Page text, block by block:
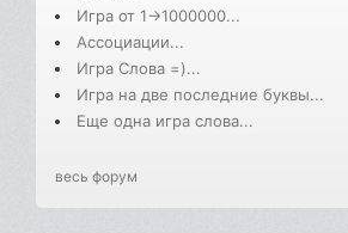
Игра от 1->1000000...
Ассоциации...
Игра Слова =)...
Игра на две последние буквы...
Еще одна игра слова...
весь форум